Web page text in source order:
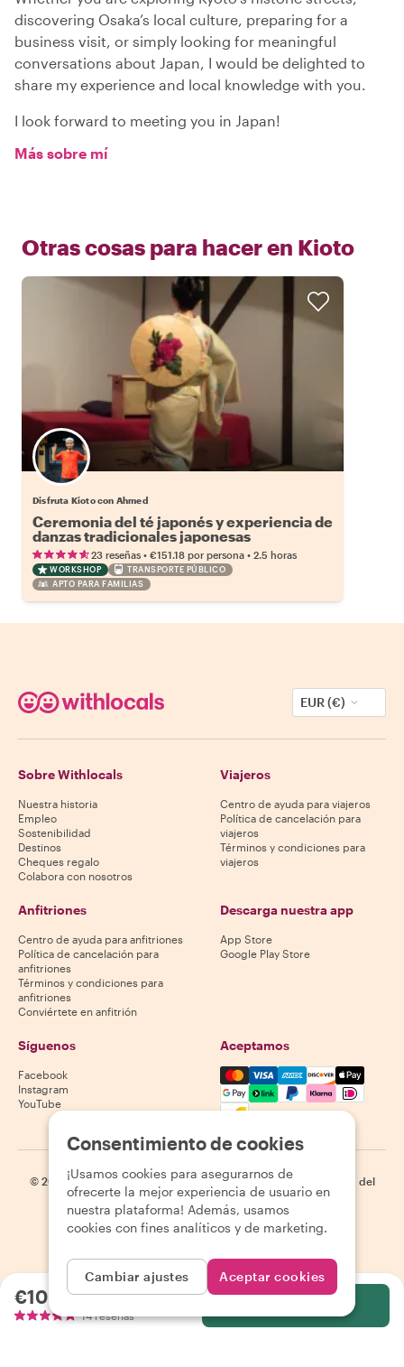
discovering Osaka’s local culture, preparing for a
business visit, or simply looking for meaningful
conversations about Japan, I would be delighted to
share my experience and local knowledge with you.
I look forward to meeting you in Japan!
Más sobre mí
Otras cosas para hacer en Kioto
Disfruta Kioto con Ahmed
Ceremonia del té japonés y experiencia de
danzas tradicionales japonesas
23 reseñas • €151.18 por persona • 2.5 horas
WORKSHOP
TRANSPORTE PÚBLICO
APTO PARA FAMILIAS
€100.00por persona
14 reseñas
EUR (€)
Sobre Withlocals
Nuestra historia
Empleo
Sostenibilidad
Destinos
Cheques regalo
Colabora con nosotros
Viajeros
Centro de ayuda para viajeros
Política de cancelación para
viajeros
Términos y condiciones para
viajeros
Anfitriones
Centro de ayuda para anfitriones
Política de cancelación para
anfitriones
Términos y condiciones para
anfitriones
Conviértete en anfitrión
Descarga nuestra app
App Store
Google Play Store
Síguenos
Facebook
Instagram
YouTube
Aceptamos
Mastercard, Visa, Amex,
© 2026 Withlocals.com | Política de privacidad | Cookies
Mapa del
sitio
Consentimiento de cookies
¡Usamos cookies para asegurarnos de
ofrecerte la mejor experiencia de usuario en
nuestra plataforma! Además, usamos
cookies con fines analíticos y de marketing.
Cambiar ajustes Aceptar cookies